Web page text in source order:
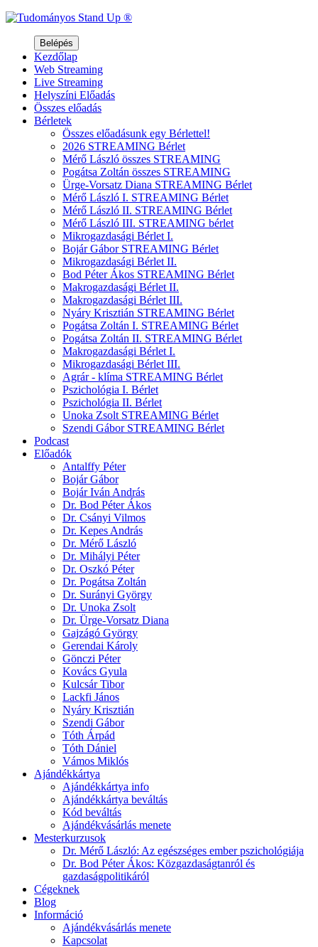
Belépés
Kezdőlap
Web Streaming
Live Streaming
Helyszíni Előadás
Összes előadás
Bérletek
Összes előadásunk egy Bérlettel!
2026 STREAMING Bérlet
Mérő László összes STREAMING
Pogátsa Zoltán összes STREAMING
Ürge-Vorsatz Diana STREAMING Bérlet
Mérő László I. STREAMING Bérlet
Mérő László II. STREAMING Bérlet
Mérő László III. STREAMING bérlet
Mikrogazdasági Bérlet I.
Bojár Gábor STREAMING Bérlet
Mikrogazdasági Bérlet II.
Bod Péter Ákos STREAMING Bérlet
Makrogazdasági Bérlet II.
Makrogazdasági Bérlet III.
Nyáry Krisztián STREAMING Bérlet
Pogátsa Zoltán I. STREAMING Bérlet
Pogátsa Zoltán II. STREAMING Bérlet
Makrogazdasági Bérlet I.
Mikrogazdasági Bérlet III.
Agrár - klíma STREAMING Bérlet
Pszichológia I. Bérlet
Pszichológia II. Bérlet
Unoka Zsolt STREAMING Bérlet
Szendi Gábor STREAMING Bérlet
Podcast
Előadók
Antalffy Péter
Bojár Gábor
Bojár Iván András
Dr. Bod Péter Ákos
Dr. Csányi Vilmos
Dr. Kepes András
Dr. Mérő László
Dr. Mihályi Péter
Dr. Oszkó Péter
Dr. Pogátsa Zoltán
Dr. Surányi György
Dr. Unoka Zsolt
Dr. Ürge-Vorsatz Diana
Gajzágó György
Gerendai Károly
Gönczi Péter
Kovács Gyula
Kulcsár Tibor
Lackfi János
Nyáry Krisztián
Szendi Gábor
Tóth Árpád
Tóth Dániel
Vámos Miklós
Ajándékkártya
Ajándékkártya info
Ajándékkártya beváltás
Kód beváltás
Ajándékvásárlás menete
Mesterkurzusok
Dr. Mérő László: Az egészséges ember pszichológiája
Dr. Bod Péter Ákos: Közgazdaságtanról és
gazdaságpolitikáról
Cégeknek
Blog
Információ
Ajándékvásárlás menete
Kapcsolat